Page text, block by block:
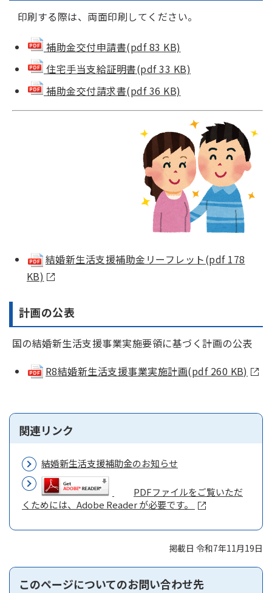
印刷する際は、両面印刷してください。
補助金交付申請書(pdf 83 KB)
住宅手当支給証明書(pdf 33 KB)
補助金交付請求書(pdf 36 KB)
結婚新生活支援補助金リーフレット(pdf 178
KB)
計画の公表
国の結婚新生活支援事業実施要領に基づく計画の公表
R8結婚新生活支援事業実施計画(pdf 260 KB)
関連リンク
結婚新生活支援補助金のお知らせ
PDFファイルをご覧いただ
くためには、Adobe Reader が必要です。
掲載日 令和7年11月19日
このページについてのお問い合わせ先